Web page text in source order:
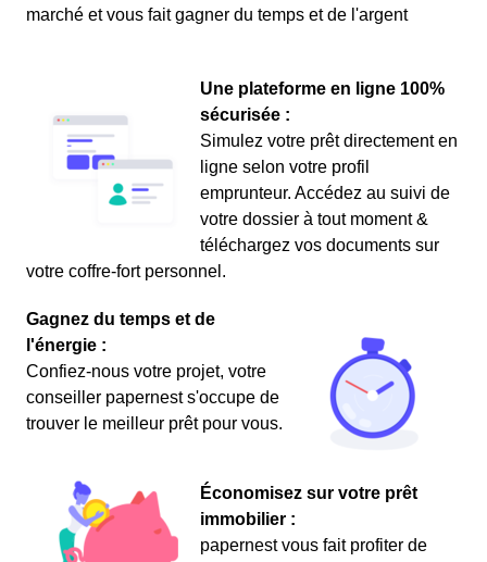
marché et vous fait gagner du temps et de l'argent
Une plateforme en ligne 100%
sécurisée :
Simulez votre prêt directement en
ligne selon votre profil
emprunteur. Accédez au suivi de
votre dossier à tout moment &
téléchargez vos documents sur
votre coffre-fort personnel.
Gagnez du temps et de
l'énergie :
Confiez-nous votre projet, votre
conseiller papernest s'occupe de
trouver le meilleur prêt pour vous.
Économisez sur votre prêt
immobilier :
papernest vous fait profiter de